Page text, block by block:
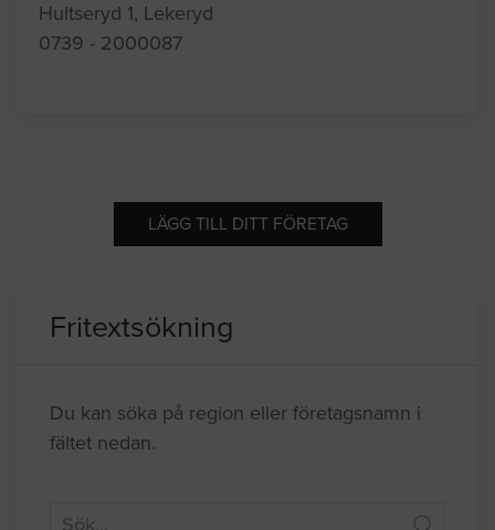
Hultseryd 1, Lekeryd
0739 - 2000087
LÄGG TILL DITT FÖRETAG
Fritextsökning
Du kan söka på region eller företagsnamn i
fältet nedan.